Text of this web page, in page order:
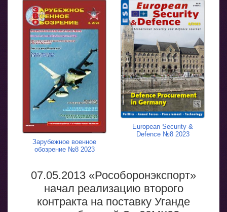
Зарубежное военное
обозрение №8 2023
European Security &
Defence №8 2023
07.05.2013 «Рособоронэкспорт»
начал реализацию второго
контракта на поставку Уганде